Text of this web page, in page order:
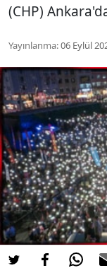
(CHP)
Yayınlanma:06 Eylül